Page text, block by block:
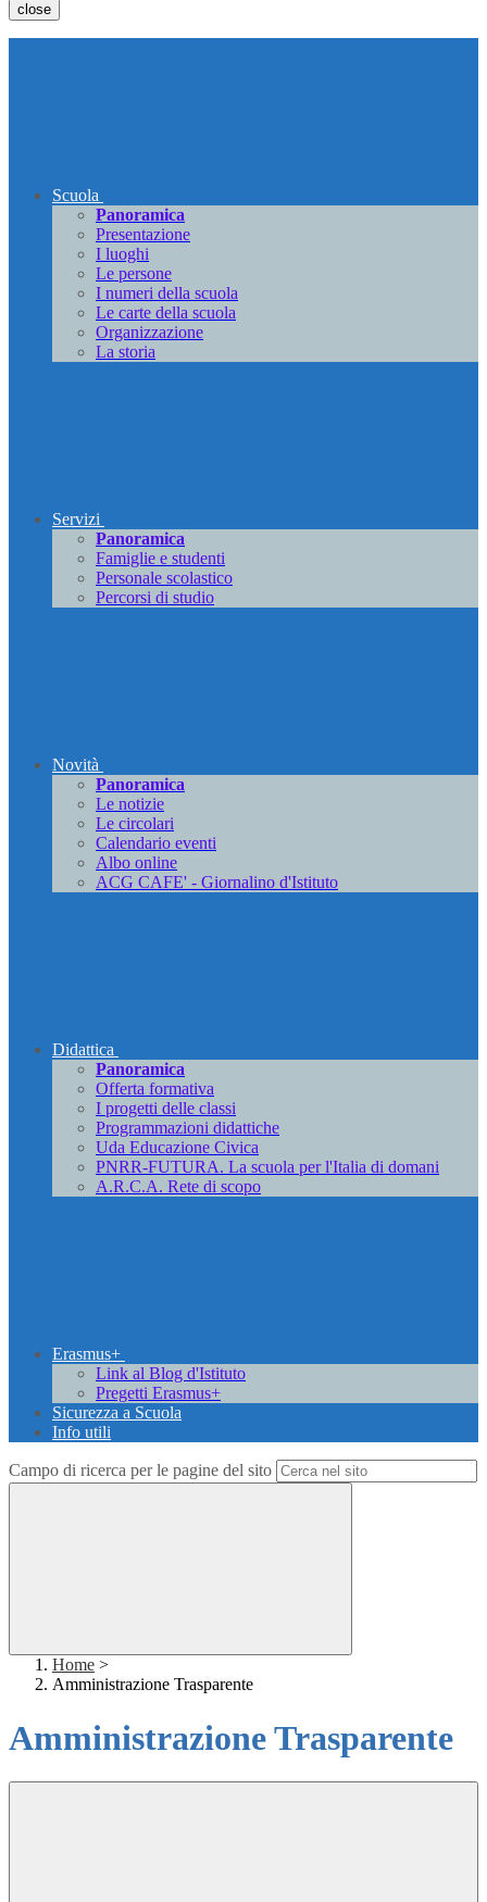
close
Scuola
Panoramica
Presentazione
I luoghi
Le persone
I numeri della scuola
Le carte della scuola
Organizzazione
La storia
Servizi
Panoramica
Famiglie e studenti
Personale scolastico
Percorsi di studio
Novità
Panoramica
Le notizie
Le circolari
Calendario eventi
Albo online
ACG CAFE' - Giornalino d'Istituto
Didattica
Panoramica
Offerta formativa
I progetti delle classi
Programmazioni didattiche
Uda Educazione Civica
PNRR-FUTURA. La scuola per l'Italia di domani
A.R.C.A. Rete di scopo
Erasmus+
Link al Blog d'Istituto
Pregetti Erasmus+
Sicurezza a Scuola
Info utili
Campo di ricerca per le pagine del sito
Home >
Amministrazione Trasparente
Amministrazione Trasparente